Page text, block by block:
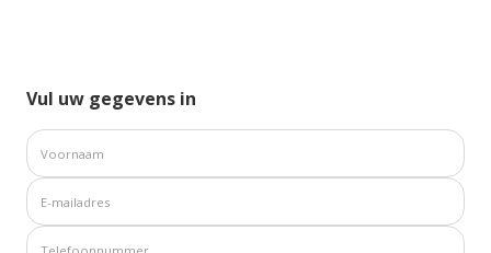
Vul uw gegevens in